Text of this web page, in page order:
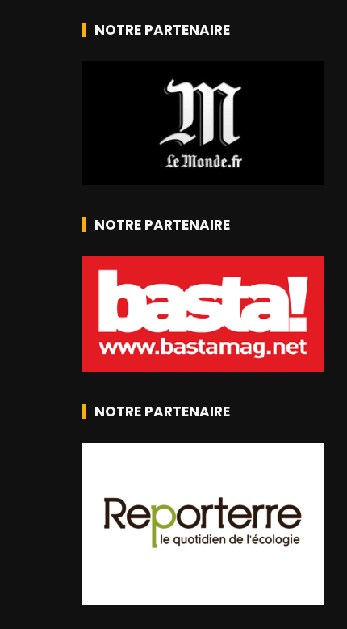
NOTRE PARTENAIRE
NOTRE PARTENAIRE
NOTRE PARTENAIRE